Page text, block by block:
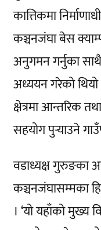
कात्तिकमा
कञ्चनजंघा बेस
अनुगमन गर्नुका
अध्ययन गरेको
क्षेत्रमा आन्तरिक
सहयोग पुर्‍याउने
वडाध्यक्ष गुरुङका
कञ्चनजंघासम्मका
। ‘यो यहाँको मुख्य